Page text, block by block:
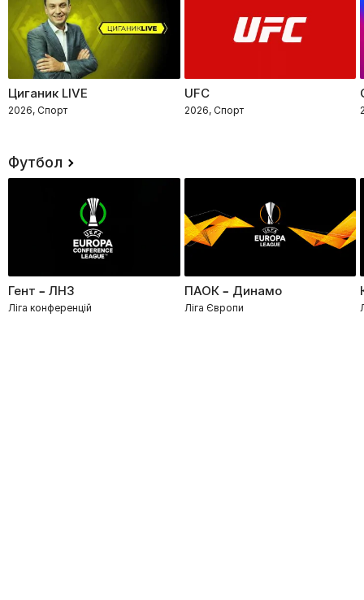
Циганик LIVE
2026, Спорт
UFC
2026, Спорт
Футбол
Гент – ЛНЗ
Ліга конференцій
ПАОК – Динамо
Ліга Європи